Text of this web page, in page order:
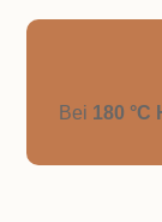
Bei 180 °C